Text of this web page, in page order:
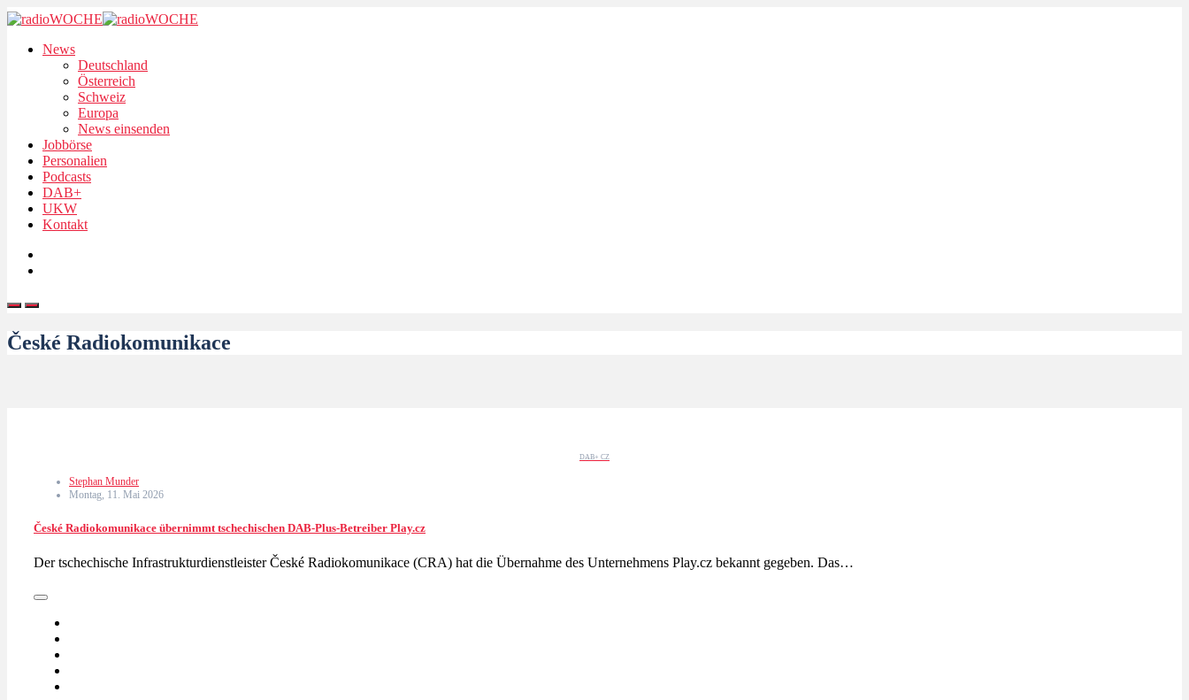
News
Deutschland
Österreich
Schweiz
Europa
News einsenden
Jobbörse
Personalien
Podcasts
DAB+
UKW
Kontakt
České Radiokomunikace
DAB+ CZ
Stephan Munder
Montag, 11. Mai 2026
České Radiokomunikace übernimmt tschechischen DAB-Plus-Betreiber Play.cz
Der tschechische Infrastrukturdienstleister České Radiokomunikace (CRA) hat die Übernahme des Unternehmens Play.cz bekannt gegeben. Das…